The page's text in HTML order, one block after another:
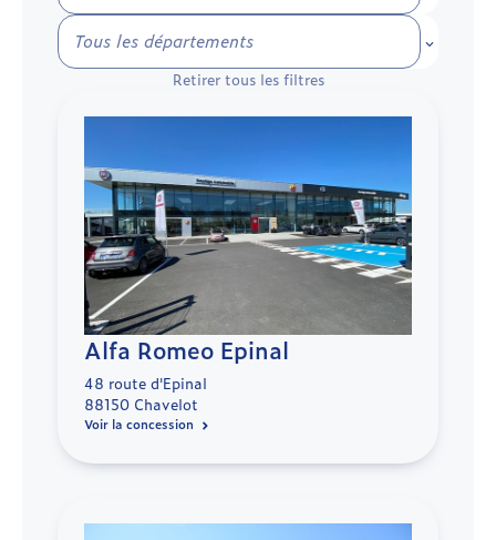
Tous les
Retirer tous les filtres
Alfa Romeo Epinal
48 route d'Epinal
88150 Chavelot
Voir la concession